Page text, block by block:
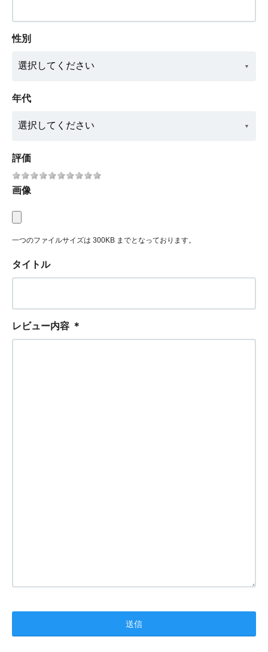
性別
年代
評価
画像
一つのファイルサイズは 300KB までとなっております。
タイトル
レビュー内容 ＊